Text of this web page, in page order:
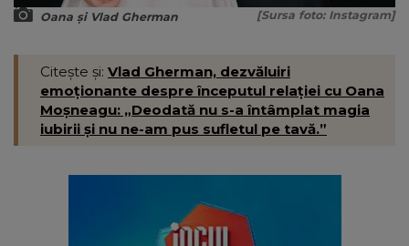
Oana și Vlad Gherman [Sursa foto: Instagram]
Citește și: Vlad Gherman, dezvăluiri
emoționante despre începutul relației cu Oana
Moșneagu: „Deodată nu s-a întâmplat magia
iubirii și nu ne-am pus sufletul pe tavă.”